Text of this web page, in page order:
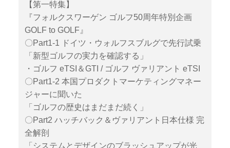
【第一特集】
『フォルクスワーゲン ゴルフ50周年特別企画
GOLF to GOLF』
〇Part1-1 ドイツ・ウォルフスブルグで先行試乗
「新型ゴルフの実力を確認する」
・ゴルフ eTSI＆GTI / ゴルフ ヴァリアント eTSI
〇Part1-2 本国プロダクトマーケティングマネー
ジャーに聞いた
「ゴルフの歴史はまだまだ続く」
〇Part2 ハッチバック＆ヴァリアント日本仕様 完
全解剖
「システムとデザインのブラッシュアップが光